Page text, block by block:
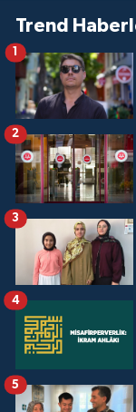
Trend
1
2
3
4
5